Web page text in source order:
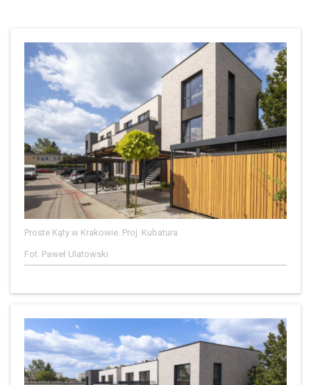
Proste Kąty w Krakowie. Proj. Kubatura
Fot. Paweł Ulatowski